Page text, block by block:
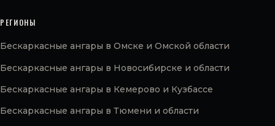
РЕГИОНЫ
Бескаркасные ангары в Омске и Омской области
Бескаркасные ангары в Новосибирске и области
Бескаркасные ангары в Кемерово и Кузбассе
Бескаркасные ангары в Тюмени и области